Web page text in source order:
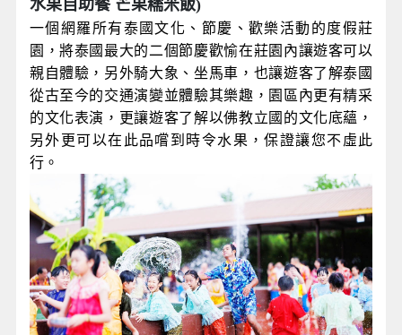
泰爽莊園8合一(泰服體驗、文化表演、體驗潑水
節/
水燈節、遊船、騎大象、坐馬車、觀光車、
水果自助餐 芒果糯米飯)
一個網羅所有泰國文化、節慶、歡樂活動的度假莊
園，將泰國最大的二個節慶歡愉在莊園內讓遊客可以
親自體驗，另外騎大象、坐馬車，也讓遊客了解泰國
從古至今的交通演變並體驗其樂趣，園區內更有精采